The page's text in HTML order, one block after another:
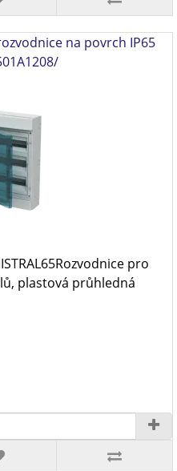
na povrch IP65
pro
plastová průhledná